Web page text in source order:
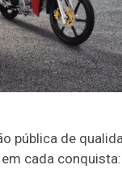
pública de
cada conquista: